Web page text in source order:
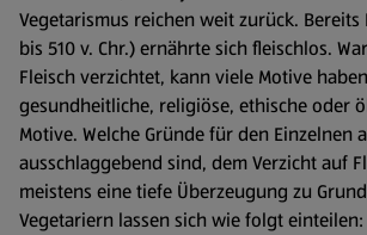
Vegetarismus reichen weit zurück.
bis 510 v. Chr.) ernährte sich fleischlos.
Fleisch verzichtet, kann viele Motive
gesundheitliche, religiöse, ethische oder
Motive. Welche Gründe für den Einzelnen
ausschlaggebend sind, dem Verzicht auf
meistens eine tiefe Überzeugung zu
Vegetariern lassen sich wie folgt einteilen: